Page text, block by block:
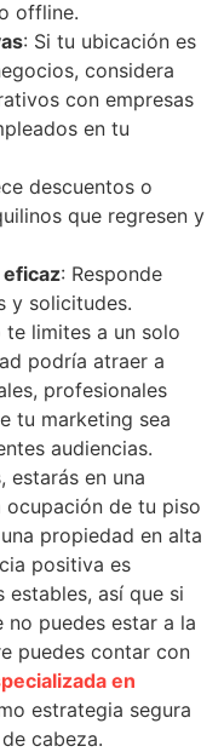
offline.
: Si tu ubicación es
considera
con empresas
en tu
descuentos o
que regresen y
: Responde
y solicitudes.
limites a un solo
podría atraer a
profesionales
tu marketing sea
audiencias.
estarás en una
de tu piso
propiedad en alta
positiva es
estables, así que si
puedes estar a la
puedes contar con
en
estrategia segura
cabeza.